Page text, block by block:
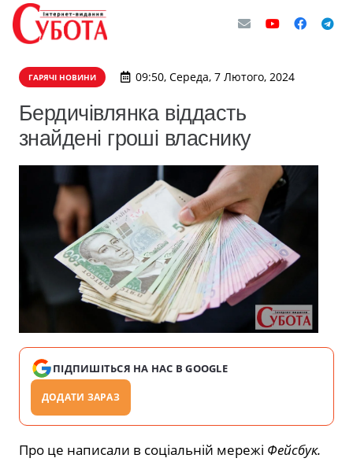
ГАРЯЧІ НОВИНИ 09:50, Середа, 7 Лютого, 2024
Бердичівлянка віддасть
знайдені гроші власнику
ПІДПИШІТЬСЯ НА НАС В GOOGLE
ДОДАТИ ЗАРАЗ
Про це написали в соціальній мережі Фейсбук.